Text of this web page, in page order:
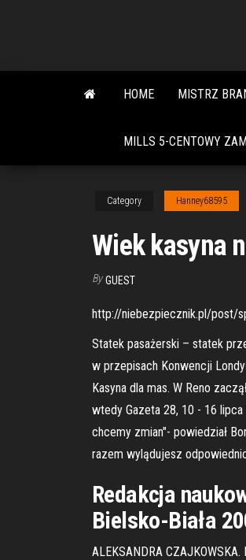
content
HOME MISTRZ
MILLS 5-CENTOWY
Category Hanney68595
Wiek kasyna
By GUEST
http://niebezpiecznik.pl/post/
Statek pasażerski – statek
w przepisach Konwencji
Kasyna dla mas. W Reno
wtedy Gazeta 28, 10 - 16
chcemy zmian"- powiedział
razem wylądujesz
Redakcja
Bielsko-Biała
ALEKSANDRA